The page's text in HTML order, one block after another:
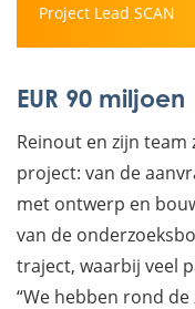
Project Lead SCAN
EUR 90 miljoen
Reinout en zijn
project: van de
met ontwerp en
van de
traject, waarbij veel
“We hebben rond